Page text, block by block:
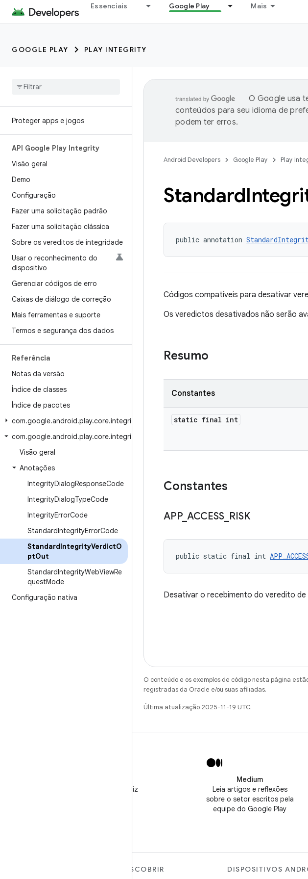
Essenciais Google Play Mais
GOOGLE PLAY PLAY INTEGRITY
Proteger apps e jogos
API Google Play Integrity
Visão geral
Demo
Configuração
Fazer uma solicitação padrão
Fazer uma solicitação clássica
Sobre os vereditos de integridade
Usar o reconhecimento do
dispositivo
Gerenciar códigos de erro
Caixas de diálogo de correção
Mais ferramentas e suporte
Termos e segurança dos dados
Referência
Notas da versão
Índice de classes
Índice de pacotes
com.google.android.play.core.integrity
com.google.android.play.core.integrity.model
Visão geral
Anotações
IntegrityDialogResponseCode
IntegrityDialogTypeCode
IntegrityErrorCode
StandardIntegrityErrorCode
StandardIntegrityVerdictO
ptOut
StandardIntegrityWebViewRe
questMode
Configuração nativa
O Google usa
conteúdos para seu idioma de
podem ter erros.
Android Developers Google Play Play
Standard
public annotation
Códigos compatíveis para desativar
Os veredictos desativados não serão
Resumo
Constantes
static final int
Constantes
APP_ ACCESS RISK
public static final int
Desativar o recebimento do veredito
O conteúdo e os exemplos de código nesta página
registradas da Oracle e/ou suas afiliadas.
Última atualização 2025-11-19 UTC.
Siga o perfil @GooglePlayBiz
Medium
Leia artigos e reflexões
sobre o setor escritos pela
equipe do Google Play
DESCOBRIR DISPOSITIVOS